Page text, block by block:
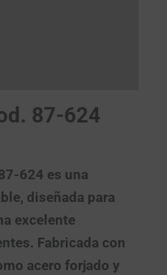
87-624
624 es una
diseñada para
excelente
Fabricada con
acero forjado y